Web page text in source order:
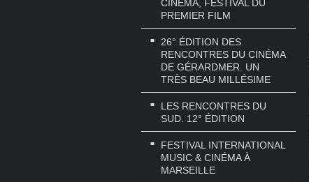
CINÉMA, FESTIVAL DU
PREMIER FILM
26° ÉDITION DES
RENCONTRES DU CINÉMA
DE GÉRARDMER. UN
TRÈS BEAU MILLÉSIME
LES RENCONTRES DU
SUD. 12° ÉDITION
FESTIVAL INTERNATIONAL
MUSIC & CINÉMA À
MARSEILLE